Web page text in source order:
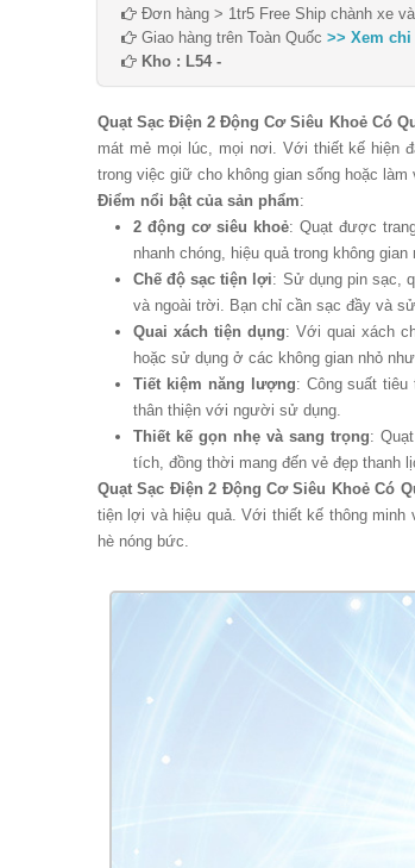
Đơn hàng > 1tr5 Free Ship chành xe
Giao hàng trên Toàn Quốc >> Xem chi
Kho : L54 -
Quạt Sạc Điện 2 Động Cơ Siêu Khoẻ Có
mát mẻ mọi lúc, mọi nơi. Với thiết kế hiện
trong việc giữ cho không gian sống hoặc
Điểm nổi bật của sản phẩm:
2 động cơ siêu khoẻ: Quạt được
nhanh chóng, hiệu quả trong không gian
Chế độ sạc tiện lợi: Sử dụng pin sạc,
và ngoài trời. Bạn chỉ cần sạc đầy và
Quai xách tiện dụng: Với quai xách
hoặc sử dụng ở các không gian nhỏ
Tiết kiệm năng lượng: Công suất
thân thiện với người sử dụng.
Thiết kế gọn nhẹ và sang trọng:
tích, đồng thời mang đến vẻ đẹp thanh
Quạt Sạc Điện 2 Động Cơ Siêu Khoẻ Có
tiện lợi và hiệu quả. Với thiết kế thông minh
hè nóng bức.